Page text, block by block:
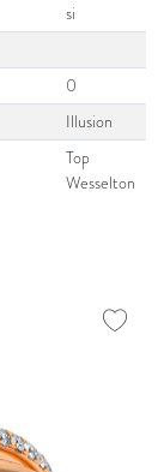
si
0
Illusion
Top
Wesselton